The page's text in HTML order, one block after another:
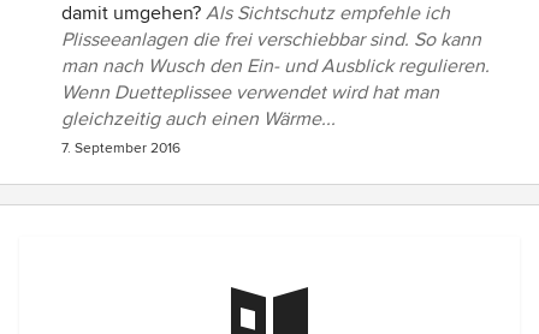
damit umgehen? Als Sichtschutz empfehle ich
Plisseeanlagen die frei verschiebbar sind. So kann
man nach Wusch den Ein- und Ausblick regulieren.
Wenn Duetteplissee verwendet wird hat man
gleichzeitig auch einen Wärme...
7. September 2016